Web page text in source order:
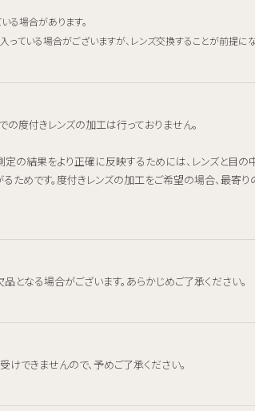
る場合があります。
ている場合がございますが、レンズ交換することが前提に
の度付きレンズの加工は行っておりません。
定の結果をより正確に反映するためには、レンズと目
ためです。度付きレンズの加工をご希望の場合、最寄
となる場合がございます。あらかじめご了承ください。
できませんので、予めご了承ください。